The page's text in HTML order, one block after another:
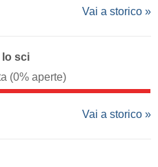
Vai a storico »
lo sci
(0% aperte)
Vai a storico »